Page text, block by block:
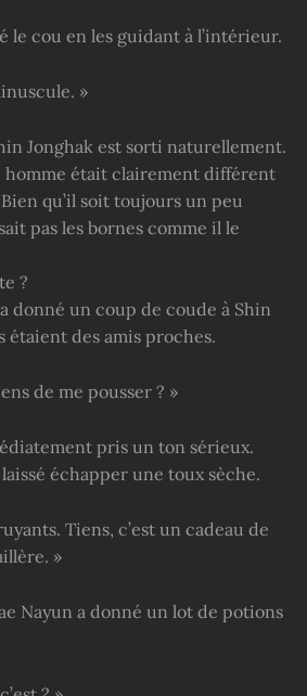
le cou en les guidant à l’intérieur.
»
Jonghak est sorti naturellement.
homme était clairement différent
qu’il soit toujours un peu
pas les bornes comme il le
?
donné un coup de coude à Shin
étaient des amis proches.
de me pousser ? »
pris un ton sérieux.
échapper une toux sèche.
Tiens, c’est un cadeau de
»
Nayun a donné un lot de potions